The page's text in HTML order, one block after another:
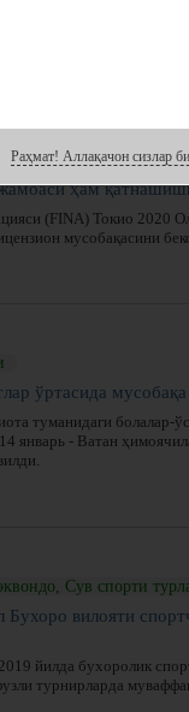
Осиё чемпионати
мусобақа
ҳам
(FINA) Токио 2020
мусобақасини
ўртасида
туманидаги болалар-
январь - Ватан
Сув спорти
Бухоро вилояти
йилда бухоролик
турнирларда
Раҳмат! Аллақачон сизлар